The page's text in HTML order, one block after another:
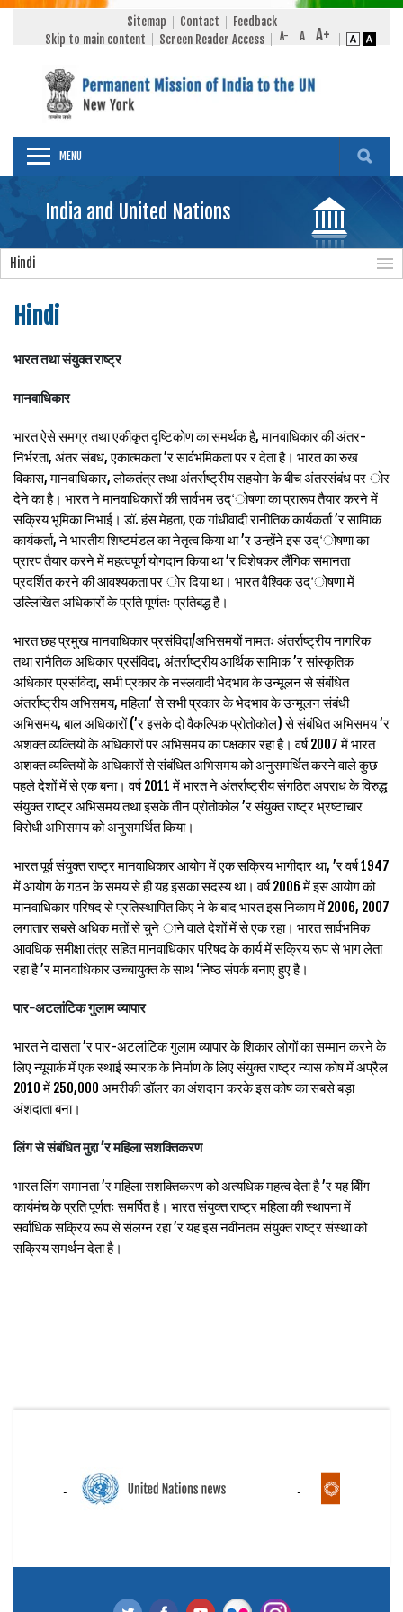
Sitemap Contact
Feedback
Skip to main content
Screen Reader Access
MENU
India and United Nations
Hindi
Hindi
भारत तथा संयुक्त राष्ट्र
मानवाधिकार
भारत ऐसे समग्र तथा एकीकृत दृष्टिकोण का समर्थक है, मानवाधिकार की अंतर-
निर्भरता, अंतर संबध, एकात्मकता ’र सार्वभमिकता पर र देता है। भारत का रुख
विकास, मानवाधिकार, लोकतंत्र तथा अंतर्राष्ट्रीय सहयोग के बीच अंतरसंबंध पर ोर
देने का है। भारत ने मानवाधिकारों की सार्वभम उद्‘ोषणा का प्रारूप तैयार करने में
सक्रिय भूमिका निभाई। डॉ. हंस मेहता, एक गांधीवादी रानीतिक कार्यकर्ता ’र सामािक
कार्यकर्ता, ने भारतीय शिष्टमंडल का नेतृत्व किया था ’र उन्होंने इस उद्‘ोषणा का
प्रारप तैयार करने में महत्वपूर्ण योगदान किया था ’र विशेषकर लैंगिक समानता
प्रदर्शित करने की आवश्यकता पर ोर दिया था। भारत वैश्विक उद्‘ोषणा में
उल्लिखित अधिकारों के प्रति पूर्णतः प्रतिबद्ध है।
भारत छह प्रमुख मानवाधिकार प्रसंविदा/अभिसमयों नामतः अंतर्राष्ट्रीय नागरिक
तथा रानैतिक अधिकार प्रसंविदा, अंतर्राष्ट्रीय आर्थिक सामािक ’र सांस्कृतिक
अधिकार प्रसंविदा, सभी प्रकार के नस्लवादी भेदभाव के उन्मूलन से संबंधित
अंतर्राष्ट्रीय अभिसमय, महिला‘ से सभी प्रकार के भेदभाव के उन्मूलन संबंधी
अभिसमय, बाल अधिकारों (’र इसके दो वैकल्पिक प्रोतोकोल) से संबंधित अभिसमय ’र
अशक्त व्यक्तियों के अधिकारों पर अभिसमय का पक्षकार रहा है। वर्ष 2007 में भारत
अशक्त व्यक्तियों के अधिकारों से संबंधित अभिसमय को अनुसमर्थित करने वाले कुछ
पहले देशों में से एक बना। वर्ष 2011 में भारत ने अंतर्राष्ट्रीय संगठित अपराध के विरुद्ध
संयुक्त राष्ट्र अभिसमय तथा इसके तीन प्रोतोकोल ’र संयुक्त राष्ट्र भ्रष्टाचार
विरोधी अभिसमय को अनुसमर्थित किया।
भारत पूर्व संयुक्त राष्ट्र मानवाधिकार आयोग में एक सक्रिय भागीदार था, ’र वर्ष 1947
में आयोग के गठन के समय से ही यह इसका सदस्य था। वर्ष 2006 में इस आयोग को
मानवाधिकार परिषद से प्रतिस्थापित किए ने के बाद भारत इस निकाय में 2006, 2007
लगातार सबसे अधिक मतों से चुने ाने वाले देशों में से एक रहा। भारत सार्वभमिक
आवधिक समीक्षा तंत्र सहित मानवाधिकार परिषद के कार्य में सक्रिय रूप से भाग लेता
रहा है ’र मानवाधिकार उच्चायुक्त के साथ ‘निष्ठ संपर्क बनाए हुए है।
पार-अटलांटिक गुलाम व्यापार
भारत ने दासता ’र पार-अटलांटिक गुलाम व्यापार के शिकार लोगों का सम्मान करने के
लिए न्यूयार्क में एक स्थाई स्मारक के निर्माण के लिए संयुक्त राष्ट्र न्यास कोष में अप्रैल
2010 में 250,000 अमरीकी डॉलर का अंशदान करके इस कोष का सबसे बड़ा
अंशदाता बना।
लिंग से संबंधित मुद्दा ’र महिला सशक्तिकरण
भारत लिंग समानता ’र महिला सशक्तिकरण को अत्यधिक महत्व देता है ’र यह बीिंग
कार्यमंच के प्रति पूर्णतः समर्पित है। भारत संयुक्त राष्ट्र महिला की स्थापना में
सर्वाधिक सक्रिय रूप से संलग्न रहा ’र यह इस नवीनतम संयुक्त राष्ट्र संस्था को
सक्रिय समर्थन देता है।